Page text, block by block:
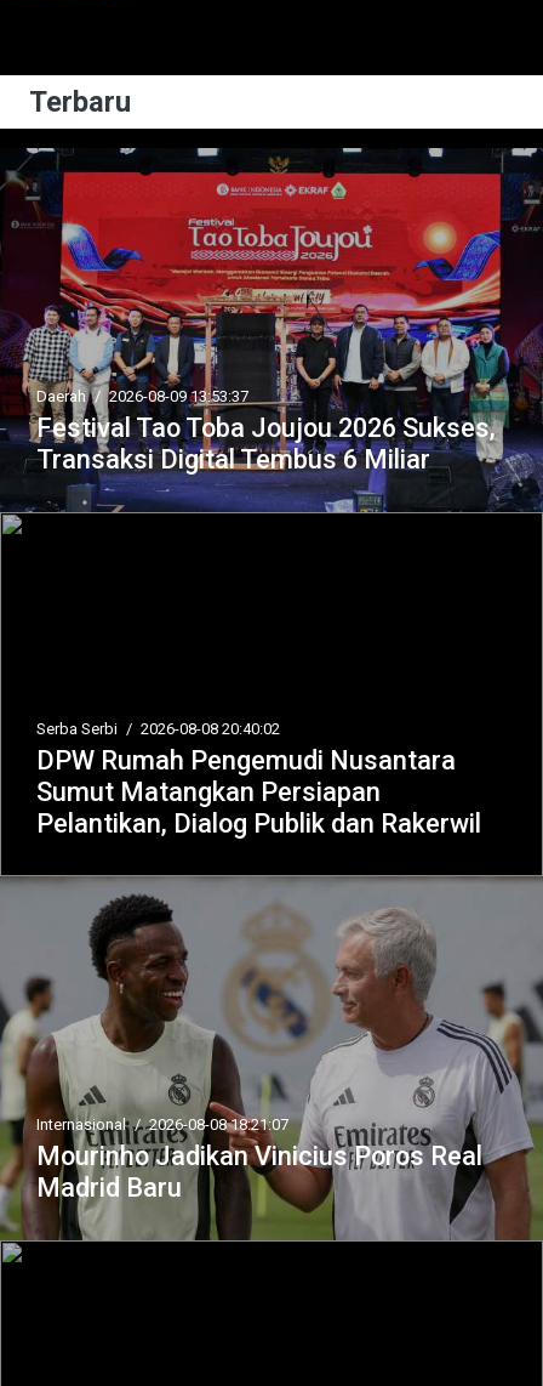
Terbaru
Daerah / 2026-08-09 13:53:37
Festival Tao Toba Joujou 2026 Sukses,
Transaksi Digital Tembus 6 Miliar
Serba Serbi / 2026-08-08 20:40:02
DPW Rumah Pengemudi Nusantara
Sumut Matangkan Persiapan
Pelantikan, Dialog Publik dan Rakerwil
Internasional / 2026-08-08 18:21:07
Mourinho Jadikan Vinicius Poros Real
Madrid Baru